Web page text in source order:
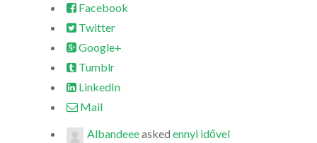
Facebook
Twitter
Google+
Tumblr
LinkedIn
Mail
Albandeeeasked ennyi idővel